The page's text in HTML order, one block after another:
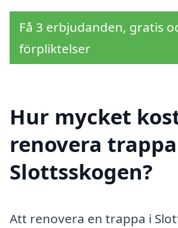
Få 3 erbjudanden, gratis
förpliktelser
Hur mycket
renovera
Slottsskogen?
Att renovera en trappa i